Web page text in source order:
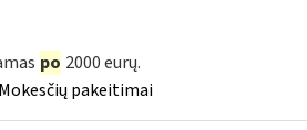
po 2000 eurų.
Mokesčių pakeitimai